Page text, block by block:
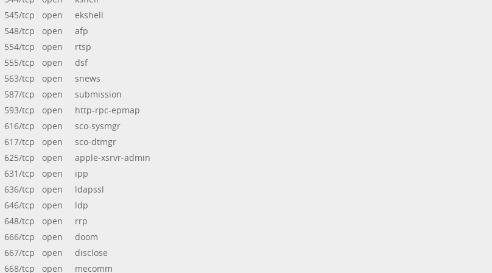
545/tcp open ekshell
548/tcp open afp
554/tcp open rtsp
555/tcp open dsf
563/tcp open snews
587/tcp open submission
593/tcp open http-rpc-epmap
616/tcp open sco-sysmgr
617/tcp open sco-dtmgr
625/tcp open apple-xsrvr-admin
631/tcp open ipp
636/tcp open ldapssl
646/tcp open ldp
648/tcp open rrp
666/tcp open doom
667/tcp open disclose
668/tcp open mecomm